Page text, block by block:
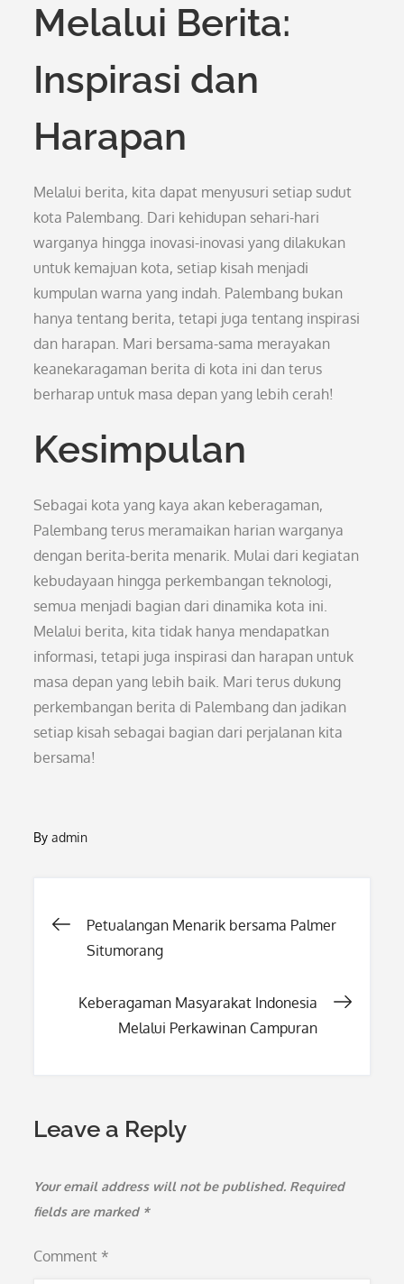
Melalui Berita:
Inspirasi dan
Harapan
Melalui berita, kita dapat menyusuri setiap sudut
kota Palembang. Dari kehidupan sehari-hari
warganya hingga inovasi-inovasi yang dilakukan
untuk kemajuan kota, setiap kisah menjadi
kumpulan warna yang indah. Palembang bukan
hanya tentang berita, tetapi juga tentang inspirasi
dan harapan. Mari bersama-sama merayakan
keanekaragaman berita di kota ini dan terus
berharap untuk masa depan yang lebih cerah!
Kesimpulan
Sebagai kota yang kaya akan keberagaman,
Palembang terus meramaikan harian warganya
dengan berita-berita menarik. Mulai dari kegiatan
kebudayaan hingga perkembangan teknologi,
semua menjadi bagian dari dinamika kota ini.
Melalui berita, kita tidak hanya mendapatkan
informasi, tetapi juga inspirasi dan harapan untuk
masa depan yang lebih baik. Mari terus dukung
perkembangan berita di Palembang dan jadikan
setiap kisah sebagai bagian dari perjalanan kita
bersama!
Byadmin
Post
Petualangan Menarik bersama Palmer
Situmorang
Keberagaman Masyarakat Indonesia
Melalui Perkawinan Campuran
Leave a Reply
Your email address will not be published. Required
fields are marked *
Comment *